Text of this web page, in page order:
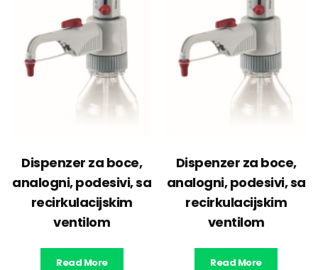
Dispenzer za boce,
analogni, podesivi, sa
recirkulacijskim
ventilom
Read More
Dispenzer za boce,
analogni, podesivi, sa
recirkulacijskim
ventilom
Read More